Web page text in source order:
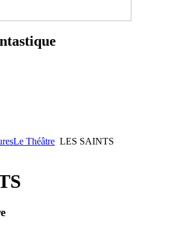
Le Théâtre LES SAINTS